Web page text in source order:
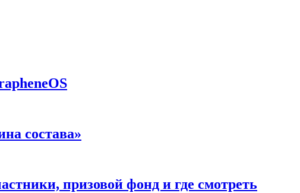
состава»
призовой фонд и где смотреть